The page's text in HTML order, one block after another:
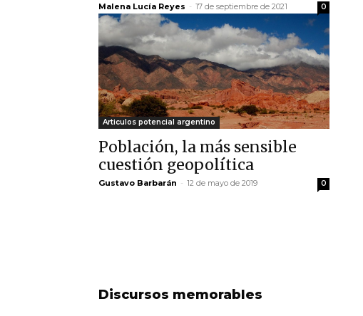
Malena Lucía Reyes - 17 de septiembre de 2021 0
Articulos potencial argentino
Población, la más sensible
cuestión geopolítica
Gustavo Barbarán - 12 de mayo de 2019 0
Discursos memorables